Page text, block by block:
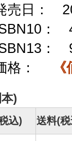
売日：
：
：
格：
)
込) 送料(